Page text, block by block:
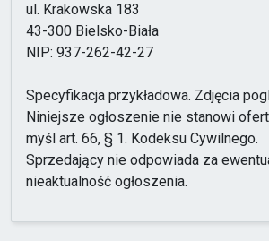
ul. Krakowska 183
43-300 Bielsko-Biała
NIP: 937-262-42-27
Specyfikacja przykładowa. Zdjęcia
Niniejsze ogłoszenie nie stanowi
myśl art. 66, § 1. Kodeksu Cywilnego.
Sprzedający nie odpowiada za
nieaktualność ogłoszenia.